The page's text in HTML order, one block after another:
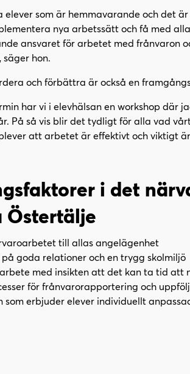
som är hemmavarande och det
nya arbetssätt och få med
ansvaret för arbetet med frånvaron
hon.
och förbättra är också en
har vi i elevhälsan en workshop där
På så vis blir det tydligt för alla vad
att arbetet är effektivt och viktigt
i det
till allas angelägenhet
goda relationer och en trygg skolmiljö
med insikten att det kan ta tid att
för frånvarorapportering och
som erbjuder elever individuellt